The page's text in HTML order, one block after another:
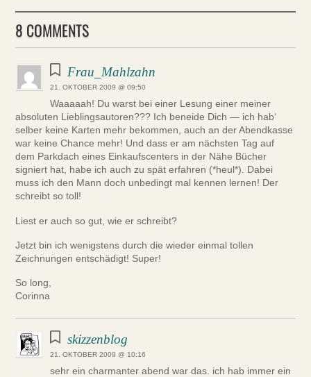
8 COMMENTS
Frau_Mahlzahn
21. OKTOBER 2009 @ 09:50
Waaaaah! Du warst bei einer Lesung einer meiner
absoluten Lieblingsautoren??? Ich beneide Dich — ich hab‘
selber keine Karten mehr bekommen, auch an der Abendkasse
war keine Chance mehr! Und dass er am nächsten Tag auf
dem Parkdach eines Einkaufscenters in der Nähe Bücher
signiert hat, habe ich auch zu spät erfahren (*heul*). Dabei
muss ich den Mann doch unbedingt mal kennen lernen! Der
schreibt so toll!
Liest er auch so gut, wie er schreibt?
Jetzt bin ich wenigstens durch die wieder einmal tollen
Zeichnungen entschädigt! Super!
So long,
Corinna
skizzenblog
21. OKTOBER 2009 @ 10:16
sehr ein charmanter abend war das. ich hab immer ein